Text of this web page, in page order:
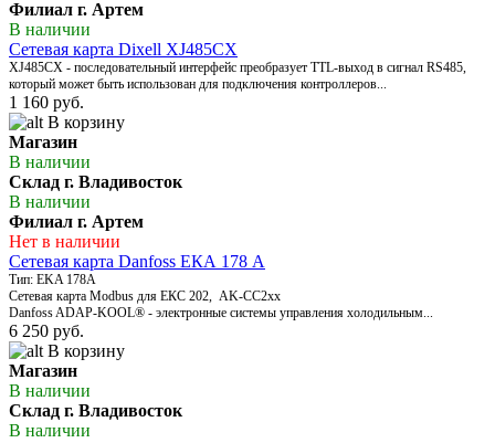
Филиал г. Артем
В наличии
Сетевая карта Dixell XJ485CX
XJ485CX - последовательный интерфейс преобразует TTL-выход в сигнал RS485,
который может быть использован для подключения контроллеров...
1 160 руб.
В корзину
Магазин
В наличии
Склад г. Владивосток
В наличии
Филиал г. Артем
Нет в наличии
Сетевая карта Danfoss ЕКА 178 A
Тип: EKA 178A
Сетевая карта Modbus для ЕКС 202, AK-CC2xx
Danfoss ADAP-KOOL® - электронные системы управления холодильным...
6 250 руб.
В корзину
Магазин
В наличии
Склад г. Владивосток
В наличии